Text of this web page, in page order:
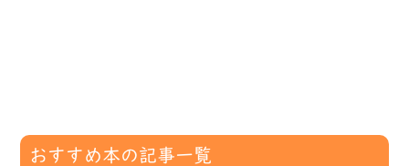
おすすめ本の記事一覧